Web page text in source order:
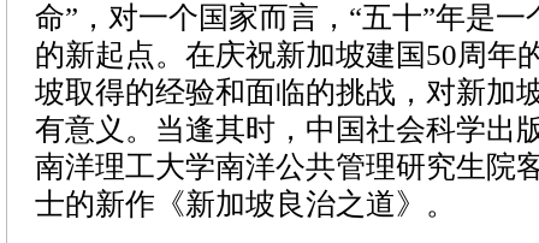
命”，对一个国家而言，“五十”年是
的新起点。在庆祝新加坡建国50周年
坡取得的经验和面临的挑战，对新加
有意义。当逢其时，中国社会科学出
南洋理工大学南洋公共管理研究生院
士的新作《新加坡良治之道》。